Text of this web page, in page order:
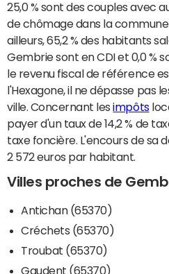
25,0 % sont des couples avec
de chômage dans la
ailleurs, 65,2 % des habitants
Gembrie sont en CDI et 0,0 %
le revenu fiscal de référence
l'Hexagone, il ne dépasse pas
ville. Concernant lesimpôts
payer d'un taux de 14,2 % de
taxe foncière. L'encours de sa
2 572 euros par habitant.
Villes proches de
Antichan (65370)
Créchets (65370)
Troubat (65370)
Gaudent (65370)